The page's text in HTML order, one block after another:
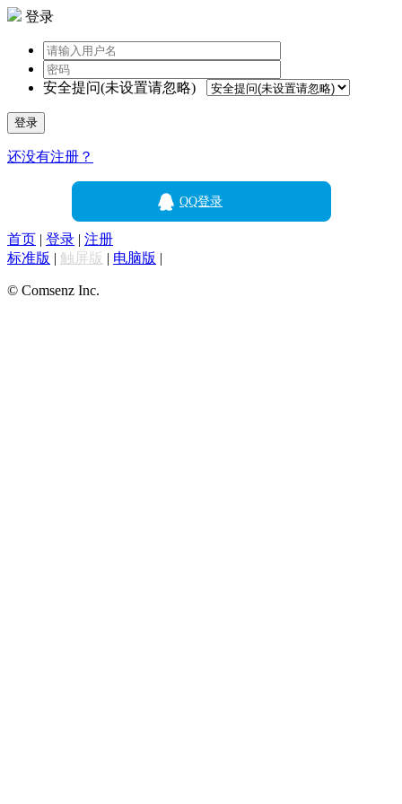
登录
安全提问(未设置请忽略)
登录
还没有注册？
QQ登录
首页 | 登录 | 注册
标准版 | 触屏版 | 电脑版 |
© Comsenz Inc.